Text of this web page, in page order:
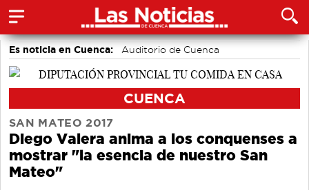
Es noticia en Cuenca: Auditorio de Cuenca
CUENCA
SAN MATEO 2017
Diego Valera anima a los conquenses a
mostrar "la esencia de nuestro San
Mateo"